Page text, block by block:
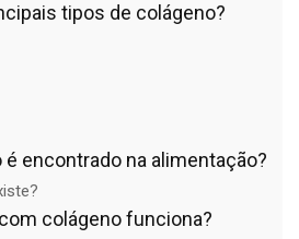
tipos de colágeno?
é encontrado na alimentação?
colágeno funciona?